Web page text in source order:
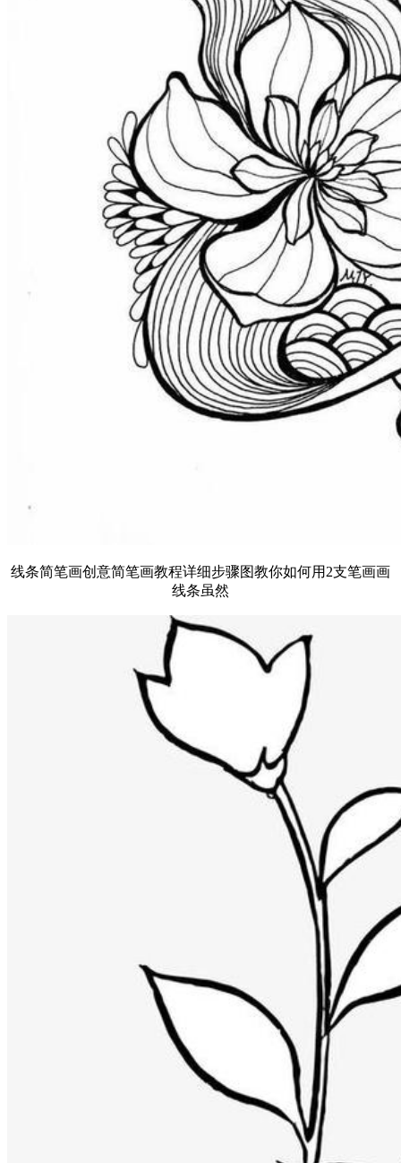
线条简笔画创意简笔画教程详细步骤图教你如何用2支笔画画
线条虽然